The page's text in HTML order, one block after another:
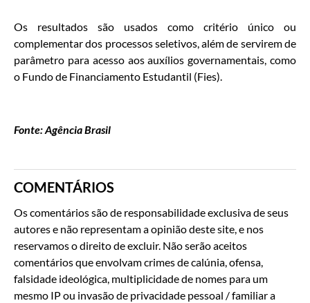
Os resultados são usados como critério único ou
complementar dos processos seletivos, além de servirem de
parâmetro para acesso aos auxílios governamentais, como
o Fundo de Financiamento Estudantil (Fies).
Fonte: Agência Brasil
COMENTÁRIOS
Os comentários são de responsabilidade exclusiva de seus
autores e não representam a opinião deste site, e nos
reservamos o direito de excluir. Não serão aceitos
comentários que envolvam crimes de calúnia, ofensa,
falsidade ideológica, multiplicidade de nomes para um
mesmo IP ou invasão de privacidade pessoal / familiar a